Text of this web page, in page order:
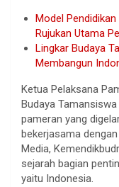
Model
Rujukan Utama
Lingkar Budaya
Membangun
Ketua Pelaksana
Budaya
pameran yang
bekerjasama
Media,
sejarah bagian
yaitu Indonesia.